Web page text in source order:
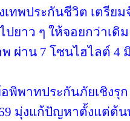
ทพประกันชีวิต เตรียม
ปยาว ๆ ให้จอยกว่าเ
ผ่าน 7 โซนไฮไลต์ 4
พิพาทประกันภัยเชิงรุ
มุ่งแก้ปัญหาตั้งแต่ต้